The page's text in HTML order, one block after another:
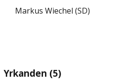
Markus Wiechel (SD)
Yrkanden (5)